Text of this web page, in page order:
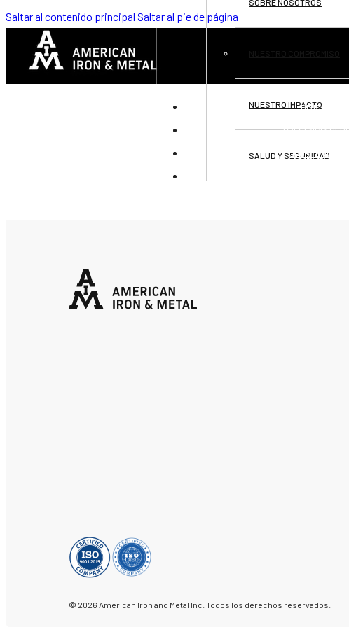
Saltar al contenido principal Saltar al pie de página
NUESTRO IMPACTO
SALUD Y SEGURIDAD
DIVISIONES
PRESENCIA
© 2026 American Iron and Metal Inc. Todos los derechos reservados.